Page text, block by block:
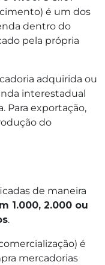
é um dos
dentro do
pela própria
adquirida ou
interestadual
Para exportação,
do
de maneira
1.000, 2.000 ou
.
é
mercadorias